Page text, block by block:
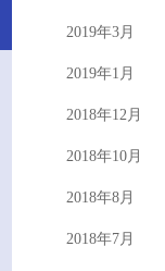
2019年3月
2019年1月
2018年12月
2018年10月
2018年8月
2018年7月